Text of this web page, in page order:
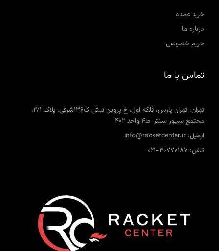
خرید عمده
درباره ما
حریم خصوصی
تماس با ما
تهران، تهران پارس، فلکه اول، خ پروین نبش ک136شرقی، پلاک 2/1،
مجتمع سیلور سنتر، ط4 واحد 402
ایمیل: info@racketcenter.ir
تلفن: 40777187-021